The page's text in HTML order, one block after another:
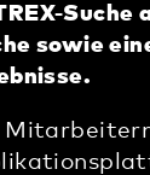
Suche
sowie